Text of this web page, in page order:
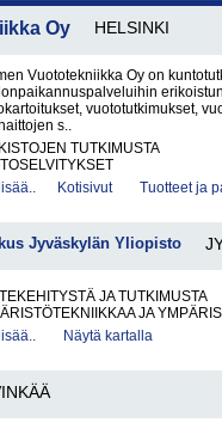
Oy HELSINKI
Vuototekniikka Oy on
vuototutkimukset,
s..
TUTKIMUSTA
Kotisivut Tuotteet ja
Jyväskylän Yliopisto
JA TUTKIMUSTA
JA
Näytä kartalla